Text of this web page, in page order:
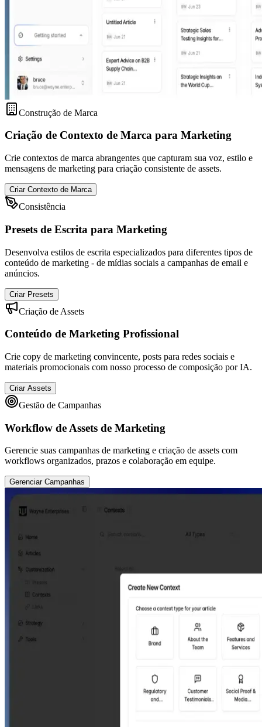
Construção de Marca
Criação de Contexto de Marca para Marketing
Crie contextos de marca abrangentes que capturam sua voz, estilo e
mensagens de marketing para criação consistente de assets.
Criar Contexto de Marca
Consistência
Presets de Escrita para Marketing
Desenvolva estilos de escrita especializados para diferentes tipos de
conteúdo de marketing - de mídias sociais a campanhas de email e
anúncios.
Criar Presets
Criação de Assets
Conteúdo de Marketing Profissional
Crie copy de marketing convincente, posts para redes sociais e
materiais promocionais com nosso processo de composição por IA.
Criar Assets
Gestão de Campanhas
Workflow de Assets de Marketing
Gerencie suas campanhas de marketing e criação de assets com
workflows organizados, prazos e colaboração em equipe.
Gerenciar Campanhas